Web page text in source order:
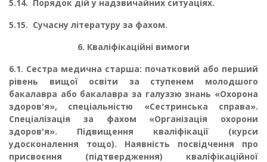
5.14.
Порядок дій у надзвичайних ситуаціях.
5.15. Сучасну літературу за фахом.
6. Кваліфікаційні вимоги
6.1. Сестра медична старша: початковий або перший
рівень вищої освіти за ступенем молодшого
бакалавра або бакалавра за галуззю знань «Охорона
здоров'я», спеціальністю «Сестринська справа».
Спеціалізація за фахом «Організація охорони
здоров'я». Підвищен­ня кваліфікації (курси
удосконалення тощо). Наявність посвідчення про
присвоєння (під­твердження) кваліфікаційної